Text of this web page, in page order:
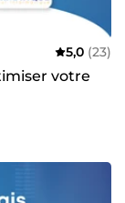
5,0 (23)
votre